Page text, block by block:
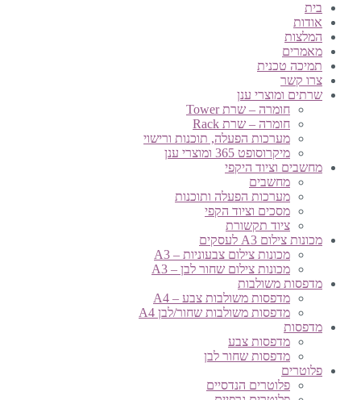
בית
אודות
המלצות
מאמרים
תמיכה טכנית
צרו קשר
שרתים ומוצרי ענן
חומרה – שרת Tower
חומרה – שרת Rack
מערכות הפעלה, תוכנות ורישוי
מיקרוסופט 365 ומוצרי ענן
מחשבים וציוד היקפי
מחשבים
מערכות הפעלה ותוכנות
מסכים וציוד הקפי
ציוד תקשורת
מכונות צילום A3 לעסקים
מכונות צילום צבעוניות – A3
מכונות צילום שחור לבן – A3
מדפסות משולבות
מדפסות משולבות צבע – A4
מדפסות משולבות שחור/לבן A4
מדפסות
מדפסות צבע
מדפסות שחור לבן
פלוטרים
פלוטרים הנדסיים